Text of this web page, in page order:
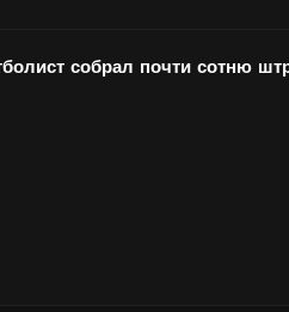
собрал почти сотню